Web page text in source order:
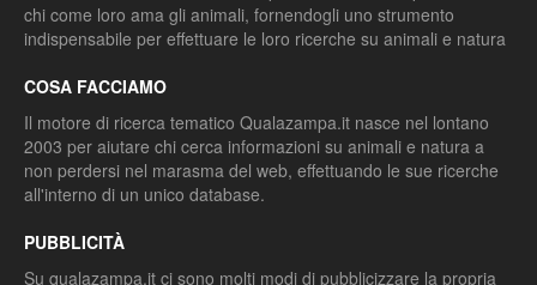
chi come loro ama gli animali, fornendogli uno strumento
indispensabile per effettuare le loro ricerche su animali e natura
COSA FACCIAMO
Il motore di ricerca tematico Qualazampa.it nasce nel lontano
2003 per aiutare chi cerca informazioni su animali e natura a
non perdersi nel marasma del web, effettuando le sue ricerche
all'interno di un unico database.
PUBBLICITÀ
Su qualazampa.it ci sono molti modi di pubblicizzare la propria